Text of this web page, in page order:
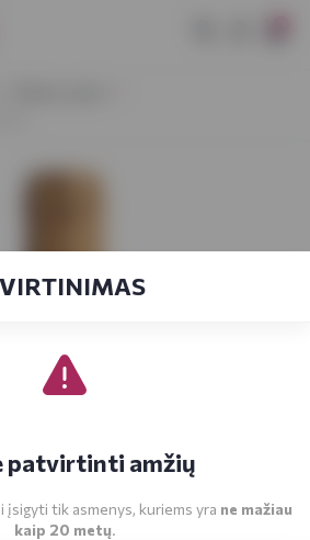
patvirtinti amžių
įsigyti tik asmenys, kuriems yra ne mažiau
kaip 20 metų.